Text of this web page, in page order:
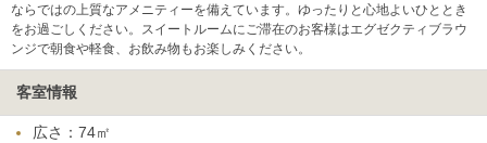
ならではの上質なアメニティーを備えています。ゆったりと心地よいひととき
をお過ごしください。スイートルームにご滞在のお客様はエグゼクティブラウ
ンジで朝食や軽食、お飲み物もお楽しみください。
客室情報
広さ：74㎡